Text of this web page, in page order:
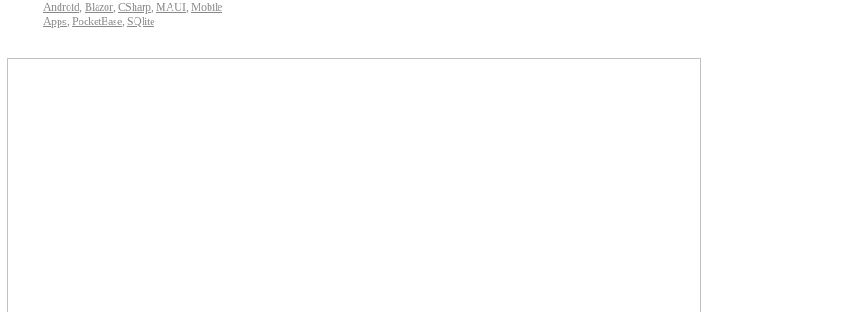
Android, Blazor, CSharp, MAUI, Mobile
Apps, PocketBase, SQlite